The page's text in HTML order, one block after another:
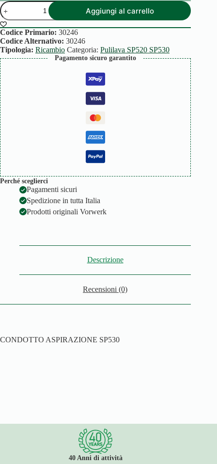
CONDOTTO
ASPIRAZIONE
SP530
quantità
Aggiungi al carrello
Codice Primario: 30246
Codice Alternativo: 30246
Tipologia: Ricambio Categoria: Pulilava SP520 SP530
Pagamento sicuro garantito
Perché sceglierci
Pagamenti sicuri
Spedizione in tutta Italia
Prodotti originali Vorwerk
Descrizione
Recensioni (0)
CONDOTTO ASPIRAZIONE SP530
40 Anni di attività